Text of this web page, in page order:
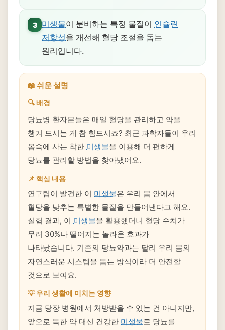
3 미생물이 분비하는 특정 물질이 인슐린
저항성을 개선해 혈당 조절을 돕는
원리입니다.
📖 쉬운 설명
🔍 배경
당뇨병 환자분들은 매일 혈당을 관리하고 약을
챙겨 드시는 게 참 힘드시죠? 최근 과학자들이 우리
몸속에 사는 착한 미생물을 이용해 더 편하게
당뇨를 관리할 방법을 찾아냈어요.
📌 핵심 내용
연구팀이 발견한 이 미생물은 우리 몸 안에서
혈당을 낮추는 특별한 물질을 만들어낸다고 해요.
실험 결과, 이 미생물을 활용했더니 혈당 수치가
무려 30%나 떨어지는 놀라운 효과가
나타났습니다. 기존의 당뇨약과는 달리 우리 몸의
자연스러운 시스템을 돕는 방식이라 더 안전할
것으로 보여요.
💡 우리 생활에 미치는 영향
지금 당장 병원에서 처방받을 수 있는 건 아니지만,
앞으로 독한 약 대신 건강한 미생물로 당뇨를